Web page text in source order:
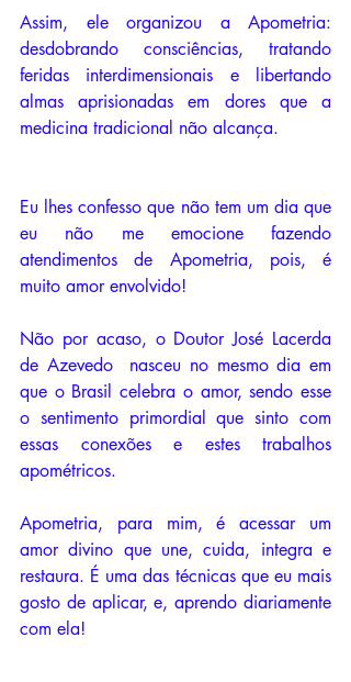
Assim, ele organizou a Apometria:
desdobrando consciências, tratando
feridas interdimensionais e libertando
almas aprisionadas em dores que a
medicina tradicional não alcança.
Eu lhes confesso que não tem um dia que
eu não me emocione fazendo
atendimentos de Apometria, pois, é
muito amor envolvido!
Não por acaso, o Doutor José Lacerda
de Azevedo  nasceu no mesmo dia em
que o Brasil celebra o amor, sendo esse
o sentimento primordial que sinto com
essas conexões e estes trabalhos
apométricos.
Apometria, para mim, é acessar um
amor divino que une, cuida, integra e
restaura. É uma das técnicas que eu mais
gosto de aplicar, e, aprendo diariamente
com ela!